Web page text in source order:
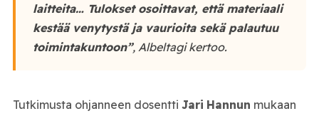
laitteita… Tulokset osoittavat, että materiaali
kestää venytystä ja vaurioita sekä palautuu
toimintakuntoon”, Albeltagi kertoo.
Tutkimusta ohjanneen dosentti Jari Hannun mukaan